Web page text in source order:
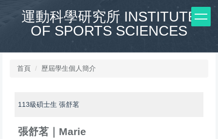
運動科學研究所 INSTITUTE
OF SPORTS SCIENCES
首頁 歷屆學生個人簡介
113級碩士生 張舒茗
張舒茗｜Marie